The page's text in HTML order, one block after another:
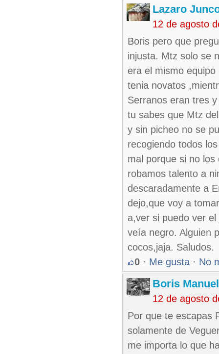
Lazaro
12 de agosto
Boris pero que
injusta. Mtz solo se
era el mismo
tenia novatos
Serranos eran tres
tu sabes que Mtz
y sin picheo no se
recogiendo todos
mal porque si no
robamos talento a
descaradamente a
dejo,que voy a
a,ver si puedo ver
veía negro. Alguien
cocos,jaja. Saludos.
0 · Me gusta · No
Boris
12 de agosto
Por que te escapas
solamente de
me importa lo que